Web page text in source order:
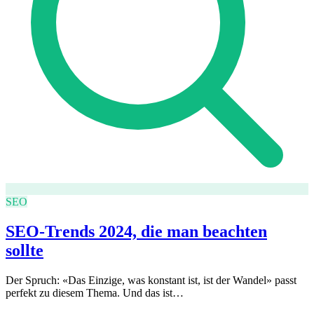
SEO
SEO-Trends 2024, die man beachten
sollte
Der Spruch: «Das Einzige, was konstant ist, ist der Wandel» passt
perfekt zu diesem Thema. Und das ist…